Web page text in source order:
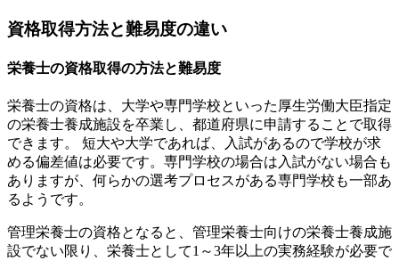
資格取得方法と難易度の違い
栄養士の資格取得の方法と難易度
栄養士の資格は、大学や専門学校といった 厚生労働大臣指定
の栄養士養成施設を卒業し、都道府県に申請する ことで取得
できます。 短大や大学であれば、入試があるので学校が求
める偏差値は必要です。専門学校の場合は入試がない場合も
ありますが、何らかの選考プロセスがある専門学校も一部あ
るようです。
管理栄養士の資格となると、管理栄養士向けの栄養士養成施
設でない限り、栄養士として1～3年以上の実務経験が必要で